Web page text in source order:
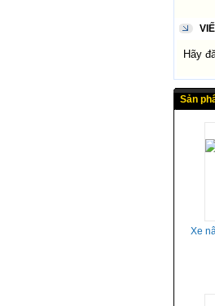
Hãy
Sản
Xe